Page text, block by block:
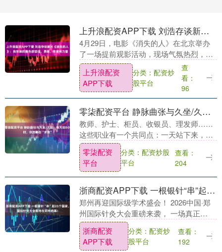
上升浪配资APP下载 刘浩存谈新片《消失的人》：我饰演的角色很坚强，勇敢、非常有力量
4月29日，电影《消失的人》在北京举办
了一场提前观影活动，现场气氛热烈，热
情的观众与主创人员近距离互动。郑恺、
刘浩存、李晨、姜妍、邱泽以及毕雯珺等
主创悉数到场，....
上升浪配资
APP下载
分类：配资炒
股平台
查
看：
96
零柒配资平台 静脉曲张与久坐/久站：每天站8小时，你的腿在“求救”
教师、护士、柜员、收银员、理发师……
这些职业有一个共同点：一天站下来，腿
像灌了铅。 很多人觉得“站久了就这样，
正常的”。但有一种腿沉腿胀，不是累的，
是静脉在发出....
零柒配资
平台
分类：配资炒股
平台
查看：
204
浙商配资APP下载 一根银针“串”起25个国家，国际针灸大会即将在郑州启幕！
郑州再迎国际级学术盛会！ 2026中国·郑
州国际针灸大会重磅来袭， 一场真正
的“全球针灸顶流局”即将开启。 届时， 将
有25个国家、64位海外针灸医师齐聚郑
州，....
浙商配资
APP下载
分类：配资炒
股平台
查看：
192